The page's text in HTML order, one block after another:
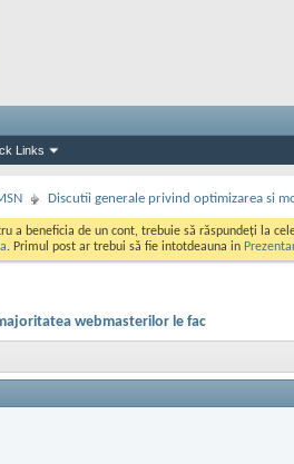
Links
Discutii generale privind optimizarea si
a beneficia de un cont, trebuie să răspundeți la
. Primul post ar trebui să fie intotdeauna in
webmasterilor le fac